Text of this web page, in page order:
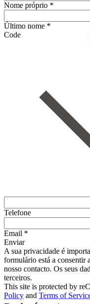
Nome próprio *
Último nome *
Code
Telefone
Email *
Enviar
A sua privacidade é
formulário está a consentir
nosso contacto. Os seus
terceiros.
This site is protected by
Policy and Terms of